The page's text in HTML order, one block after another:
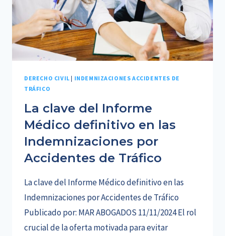
DERECHO CIVIL | INDEMNIZACIONES ACCIDENTES DE
TRÁFICO
La clave del Informe
Médico definitivo en las
Indemnizaciones por
Accidentes de Tráfico
La clave del Informe Médico definitivo en las
Indemnizaciones por Accidentes de Tráfico
Publicado por: MAR ABOGADOS 11/11/2024 El rol
crucial de la oferta motivada para evitar